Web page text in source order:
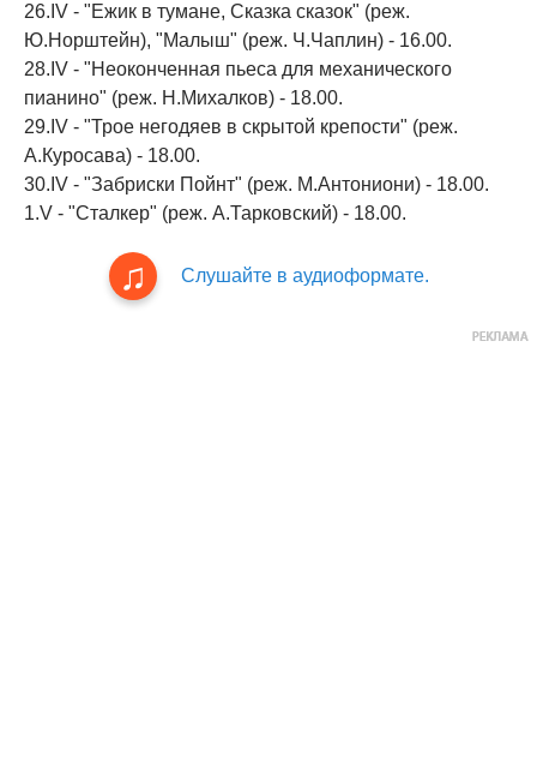
26.IV - "Ежик в тумане, Сказка сказок" (реж.
Ю.Норштейн), "Малыш" (реж. Ч.Чаплин) - 16.00.
28.IV - "Неоконченная пьеса для механического
пианино" (реж. Н.Михалков) - 18.00.
29.IV - "Трое негодяев в скрытой крепости" (реж.
А.Куросава) - 18.00.
30.IV - "Забриски Пойнт" (реж. М.Антониони) - 18.00.
1.V - "Сталкер" (реж. А.Тарковский) - 18.00.
Слушайте в аудиоформате.